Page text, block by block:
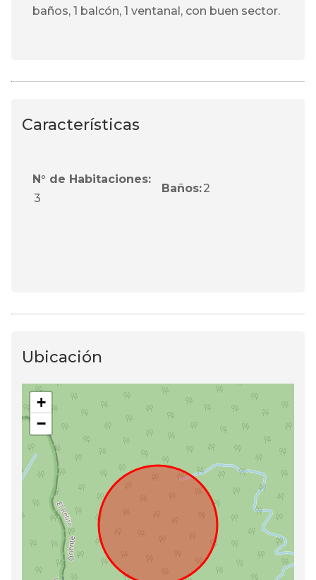
baños, 1 balcón, 1 ventanal, con buen sector.
Características
N° de Habitaciones:
3
Baños:2
Ubicación
+
−